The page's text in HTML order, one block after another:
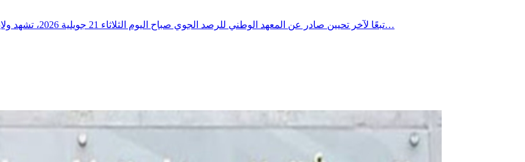
تبعًا لآخر تحيين صادر عن المعهد الوطني للرصد الجوي صباح اليوم الثلاثاء 21 جويلية 2026، تشهد ولاية نابل ارتفاع في درجات الحرارة مصحوبًا برياح الشهيلي،وقد وُضعت الولاية…